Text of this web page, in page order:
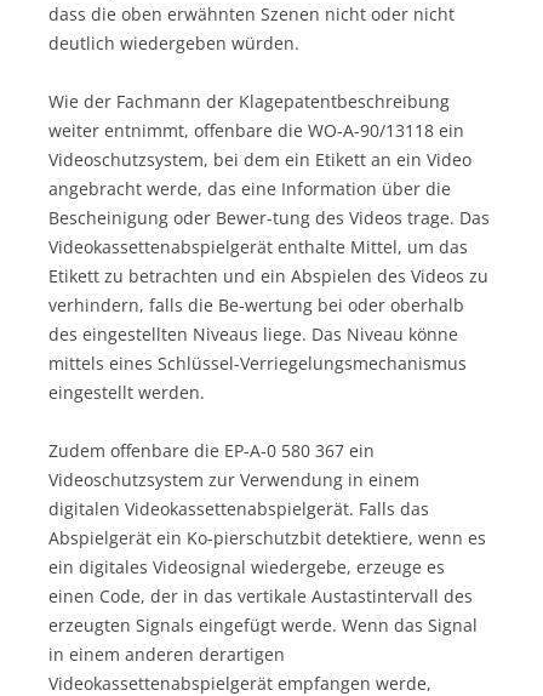
dass die oben erwähnten Szenen nicht oder nicht
deutlich wiedergeben würden.
Wie der Fachmann der Klagepatentbeschreibung
weiter entnimmt, offenbare die WO-A-90/13118 ein
Videoschutzsystem, bei dem ein Etikett an ein Video
angebracht werde, das eine Information über die
Bescheinigung oder Bewer-tung des Videos trage. Das
Videokassettenabspielgerät enthalte Mittel, um das
Etikett zu betrachten und ein Abspielen des Videos zu
verhindern, falls die Be-wertung bei oder oberhalb
des eingestellten Niveaus liege. Das Niveau könne
mittels eines Schlüssel-Verriegelungsmechanismus
eingestellt werden.
Zudem offenbare die EP-A-0 580 367 ein
Videoschutzsystem zur Verwendung in einem
digitalen Videokassettenabspielgerät. Falls das
Abspielgerät ein Ko-pierschutzbit detektiere, wenn es
ein digitales Videosignal wiedergebe, erzeuge es
einen Code, der in das vertikale Austastintervall des
erzeugten Signals eingefügt werde. Wenn das Signal
in einem anderen derartigen
Videokassettenabspielgerät empfangen werde,